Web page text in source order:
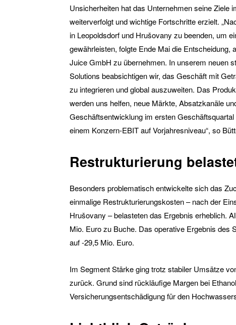
Unsicherheiten hat das Unternehmen seine Ziele
weiterverfolgt und wichtige Fortschritte erzielt.
in Leopoldsdorf und Hrušovany zu beenden, um
gewährleisten, folgte Ende Mai die Entscheidung,
Juice GmbH zu übernehmen. In unserem neuen
Solutions beabsichtigen wir, das Geschäft mit
zu integrieren und global auszuweiten. Das
werden uns helfen, neue Märkte, Absatzkanäle
Geschäftsentwicklung im ersten
einem Konzern-EBIT auf Vorjahresniveau“, so
Restrukturierung
Besonders problematisch entwickelte sich das
einmalige Restrukturierungskosten – nach der
Hrušovany – belasteten das Ergebnis erheblich.
Mio. Euro zu Buche. Das operative Ergebnis des
auf -29,5 Mio. Euro.
Im Segment Stärke ging trotz stabiler Umsätze
zurück. Grund sind rückläufige Margen bei
Versicherungsentschädigung für den